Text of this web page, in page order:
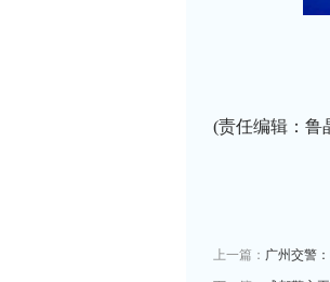
(责任编辑：鲁
上一篇： 广州交警